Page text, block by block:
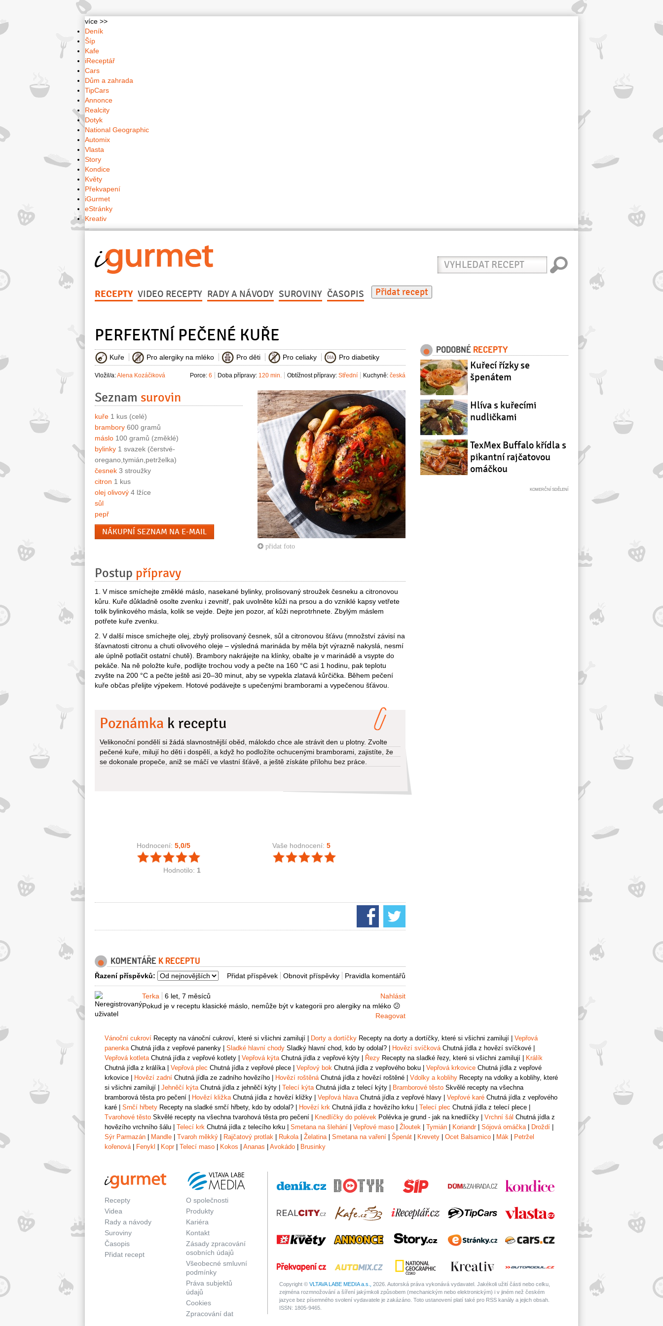
více >>
Deník
Šíp
Kafe
iReceptář
Cars
Dům a zahrada
TipCars
Annonce
Realcity
Dotyk
National Geographic
Automix
Vlasta
Story
Kondice
Květy
Překvapení
iGurmet
eStránky
Kreativ
Vyhledat
recept
RECEPTY VIDEO RECEPTY RADY A NÁVODY SUROVINY ČASOPIS Přidat recept
PERFEKTNÍ PEČENÉ KUŘE
Kuře Pro alergiky na mléko Pro děti Pro celiaky Pro diabetiky
Vložil/a:Alena Kozáčiková Kuchyně: česká
Obtížnost přípravy: Střední
Doba přípravy: 120 min.
Porce: 6
přidat foto
Seznam surovin
kuře 1 kus (celé)
brambory 600 gramů
máslo 100 gramů (změklé)
bylinky 1 svazek (čerstvé-
oregano,tymián,petrželka)
česnek 3 stroužky
citron 1 kus
olej olivový 4 lžíce
sůl
pepř
NÁKUPNÍ SEZNAM NA E-MAIL
Postup přípravy
1. V misce smíchejte změklé máslo, nasekané bylinky, prolisovaný stroužek česneku a citronovou
kůru. Kuře důkladně osolte zvenku i zevnitř, pak uvolněte kůži na prsou a do vzniklé kapsy vetřete
tolik bylinkového másla, kolik se vejde. Dejte jen pozor, ať kůži neprotrhnete. Zbylým máslem
potřete kuře zvenku.
2. V další misce smíchejte olej, zbylý prolisovaný česnek, sůl a citronovou šťávu (množství závisí na
šťavnatosti citronu a chuti olivového oleje – výsledná marináda by měla být výrazně nakyslá, nesmí
ale úplně potlačit ostatní chutě). Brambory nakrájejte na klínky, obalte je v marinádě a vsypte do
pekáče. Na ně položte kuře, podlijte trochou vody a pečte na 160 °C asi 1 hodinu, pak teplotu
zvyšte na 200 °C a pečte ještě asi 20–30 minut, aby se vypekla zlatavá kůrčička. Během pečení
kuře občas přelijte výpekem. Hotové podávejte s upečenými bramborami a vypečenou šťávou.
Poznámka k receptu
Velikonoční pondělí si žádá slavnostnější oběd, málokdo chce ale strávit den u plotny. Zvolte
pečené kuře, milují ho děti i dospělí, a když ho podložíte ochucenými bramborami, zajistíte, že
se dokonale propeče, aniž se máčí ve vlastní šťávě, a ještě získáte přílohu bez práce.
Hodnocení: 5,0/5
Hodnotilo: 1
Vaše hodnocení: 5
KOMENTÁŘE K RECEPTU
Pravidla komentářů
Obnovit příspěvky
Přidat příspěvek
Řazení příspěvků:
Terka 6 let, 7 měsíců
Nahlásit
Pokud je v receptu klasické máslo, nemůže být v kategorii pro alergiky na mléko 😕
Reagovat
PODOBNÉ RECEPTY
Kuřecí řízky se
špenátem
Hlíva s kuřecími
nudličkami
TexMex Buffalo křídla s
pikantní rajčatovou
omáčkou
Vánoční cukroví Recepty na vánoční cukroví, které si všichni zamilují Dorty a dortíčky Recepty na dorty a dortíčky, které si všichni zamilují
Vepřová
panenkaChutná jídla z vepřové panenky Sladké hlavní chody Sladký hlavní chod, kdo by odolal? Hovězí svíčkováChutná jídla z hovězí svíčkové
Vepřová kotletaChutná jídla z vepřové kotlety Vepřová kýtaChutná jídla z vepřové kýty Řezy Recepty na sladké řezy, které si všichni zamilují
Králík
Chutná jídla z králíka| Vepřová plec Chutná jídla z vepřové plece Vepřový bok Chutná jídla z vepřového boku Vepřová krkovice Chutná jídla z vepřové
krkovice
Hovězí zadní Chutná jídla ze zadního hovězího Hovězí roštěnáChutná jídla z hovězí roštěné Vdolky a koblihy Recepty na vdolky a koblihy, které
si všichni zamilují
Jehněčí kýtaChutná jídla z jehněčí kýty Telecí kýtaChutná jídla z telecí kýty Bramborové těsto Skvělé recepty na všechna
bramborová těsta pro pečení
Hovězí kližkaChutná jídla z hovězí kližky Vepřová hlavaChutná jídla z vepřové hlavy Vepřové karé Chutná jídla z vepřového
karé
Srnčí hřbety Recepty na sladké srnčí hřbety, kdo by odolal? Hovězí krk Chutná jídla z hovězího krku Telecí plec Chutná jídla z telecí plece
Tvarohové těsto Skvělé recepty na všechna tvarohová těsta pro pečení Knedlíčky do polévek Polévka je grund - jak na knedlíčky Vrchní šál Chutná jídla z
hovězího vrchního šálu
Telecí krk Chutná jídla z telecího krku Smetana na šlehání Vepřové maso Žloutek Tymián Koriandr| Sójová omáčka| Droždí
Sýr Parmazán
Mandle Tvaroh měkký Rajčatový protlak Rukola| Želatina| Smetana na vaření Špenát Krevety Ocet Balsamico Mák
Petržel
kořenová| Fenykl Kopr| Telecí maso Kokos Ananas Avokádo Brusinky
Recepty
Videa
Rady a návody
Suroviny
Časopis
Přidat recept
O společnosti
Produkty
Kariéra
Kontakt
Zásady zpracování
osobních údajů
Všeobecné smluvní
podmínky
Práva subjektů
údajů
Cookies
Zpracování dat
Copyright © VLTAVA LABE MEDIA a.s.,
2026. Autorská práva vykonává vydavatel. Jakékoli užití části nebo celku,
zejména rozmnožování a šíření jakýmkoli způsobem (mechanickým nebo elektronickým) i v jiném než českém
jazyce bez písemného svolení vydavatele je zakázáno. Toto ustanovení platí také pro RSS kanály a jejich obsah.
ISSN: 1805-9465.